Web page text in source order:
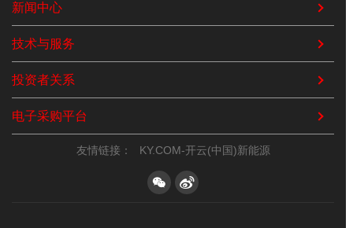
新闻中心
技术与服务
投资者关系
电子采购平台
友情链接： KY.COM-开云(中国)新能源